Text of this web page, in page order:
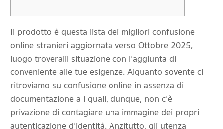
Il prodotto è questa lista dei migliori confusione
online stranieri aggiornata verso Ottobre 2025,
luogo troverai il situazione con l’aggiunta di
conveniente alle tue esigenze. Alquanto sovente ci
ritroviamo su confusione online in assenza di
documentazione a i quali, dunque, non c’è
privazione di contagiare una immagine dei propri
autenticazione d’identità. Anzitutto, gli utenza